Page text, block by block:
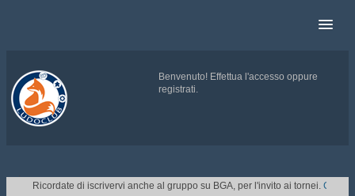
Benvenuto! Effettua l'accesso oppure
registrati.
.
Ricordate di iscrivervi anche al gruppo su BGA, per l'invito ai tornei.